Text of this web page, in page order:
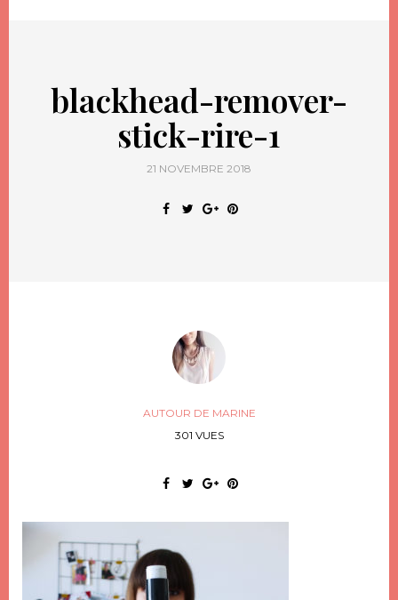
blackhead-remover-
stick-rire-1
21 NOVEMBRE 2018
AUTOUR DE MARINE
301 VUES